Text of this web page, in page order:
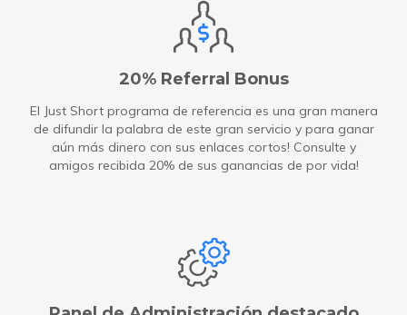
20% Referral Bonus
El Just Short programa de referencia es una gran manera
de difundir la palabra de este gran servicio y para ganar
aún más dinero con sus enlaces cortos! Consulte y
amigos recibida 20% de sus ganancias de por vida!